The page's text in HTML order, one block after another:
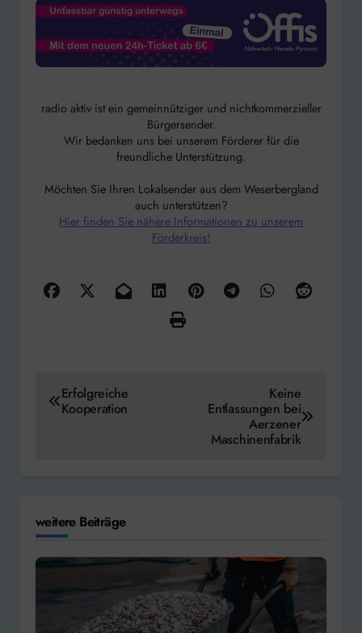
radio aktiv ist ein gemeinnütziger und nichtkommerzieller
Bürgersender.
Wir bedanken uns bei unserem Förderer für die
freundliche Unterstützung.
Möchten Sie Ihren Lokalsender aus dem Weserbergland
auch unterstützen?
Hier finden Sie nähere Informationen zu unserem
Förderkreis!
Beitragsnavigation
Erfolgreiche
Kooperation
Keine
Entlassungen bei
Aerzener
Maschinenfabrik
weitere Beiträge